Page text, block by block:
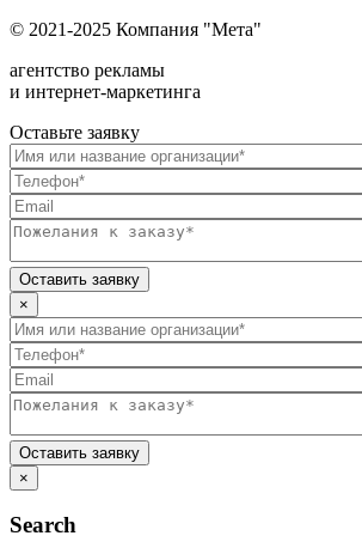
© 2021-2025 Компания "Мета"
агентство рекламы
и интернет-маркетинга
Оставьте заявку
×
×
Search